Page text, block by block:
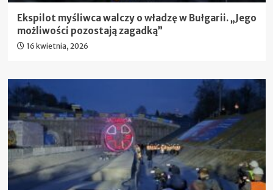
Ekspilot myśliwca walczy o władzę w Bułgarii. „Jego
możliwości pozostają zagadką”
16 kwietnia, 2026